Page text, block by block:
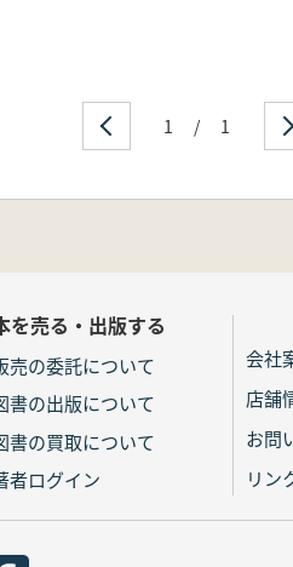
1 / 1
を売る・出版する
売の委託について
書の出版について
書の買取について
者ログイン
会社
店舗
お問
リン